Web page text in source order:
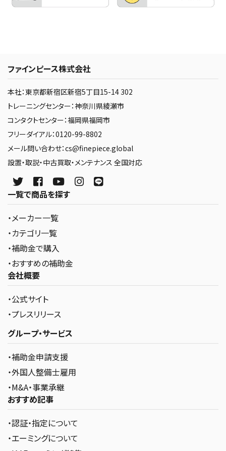
ファインピース株式会社
本社：東京都新宿区新宿5丁目15-14 302
トレーニングセンター：神奈川県綾瀬市
コンタクトセンター：福岡県福岡市
フリーダイアル：0120-99-8802
メール問い合わせ：cs@finepiece.global
設置・取説・中古買取・メンテナンス 全国対応
一覧で商品を探す
・メーカー一覧
・カテゴリ一覧
・補助金で購入
・おすすめの補助金
会社概要
・公式サイト
・プレスリリース
グループ・サービス
・補助金申請支援
・外国人整備士雇用
・M&A・事業承継
おすすめ記事
・認証・指定について
・エーミングについて